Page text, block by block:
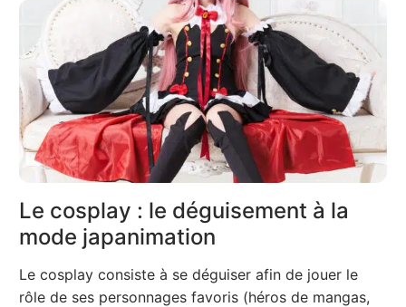
Le cosplay : le déguisement à la
mode japanimation
Le cosplay consiste à se déguiser afin de jouer le
rôle de ses personnages favoris (héros de mangas,